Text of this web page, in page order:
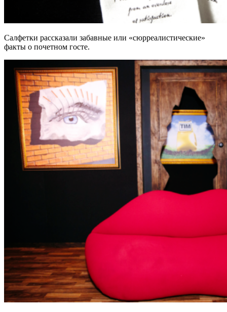
Салфетки рассказали забавные или «сюрреалистические»
факты о почетном госте.